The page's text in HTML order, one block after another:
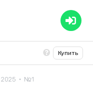
Купить
2025 • №1